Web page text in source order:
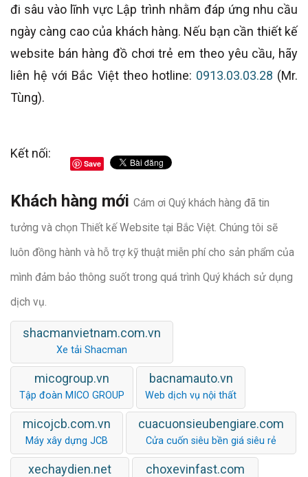
đi sâu vào lĩnh vực Lập trình nhằm đáp ứng nhu cầu
ngày càng cao của khách hàng. Nếu bạn cần thiết kế
website bán hàng đồ chơi trẻ em theo yêu cầu, hãy
liên hệ với Bắc Việt theo hotline: 0913.03.03.28 (Mr.
Tùng).
Kết nối:
Save
Khách hàng mới Cám ơi Quý khách hàng đã tin
tưởng và chọn Thiết kế Website tại Bắc Việt. Chúng tôi sẽ
luôn đồng hành và hỗ trợ kỹ thuật miễn phí cho sản phẩm của
mình đảm bảo thông suốt trong quá trình Quý khách sử dụng
dịch vụ.
shacmanvietnam.com.vn
Xe tải Shacman
micogroup.vn
Tập đoàn MICO GROUP
bacnamauto.vn
Web dịch vụ nội thất
micojcb.com.vn
Máy xây dựng JCB
cuacuonsieubengiare.com
Cửa cuốn siêu bền giá siêu rẻ
xechaydien.net choxevinfast.com